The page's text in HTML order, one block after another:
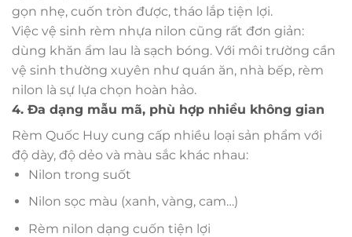
gọn nhẹ, cuốn tròn được, tháo lắp tiện lợi.
Việc vệ sinh rèm nhựa nilon cũng rất đơn giản:
dùng khăn ẩm lau là sạch bóng. Với môi trường cần
vệ sinh thường xuyên như quán ăn, nhà bếp, rèm
nilon là sự lựa chọn hoàn hảo.
4. Đa dạng mẫu mã, phù hợp nhiều không gian
Rèm Quốc Huy cung cấp nhiều loại sản phẩm với
độ dày, độ dẻo và màu sắc khác nhau:
Nilon trong suốt
Nilon sọc màu (xanh, vàng, cam…)
Rèm nilon dạng cuốn tiện lợi